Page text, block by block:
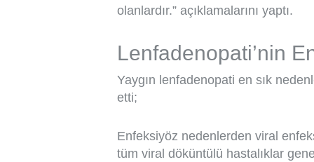
olanlardır.” açıklamalarını yaptı.
Lenfadenopati’nin
Yaygın lenfadenopati en sık
etti;
Enfeksiyöz nedenlerden viral
tüm viral döküntülü hastalıklar